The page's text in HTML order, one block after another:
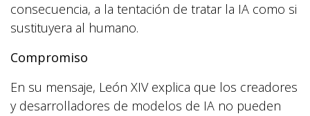
consecuencia, a la tentación de tratar la IA como si
sustituyera al humano.
Compromiso
En su mensaje, León XIV explica que los creadores
y desarrolladores de modelos de IA no pueden